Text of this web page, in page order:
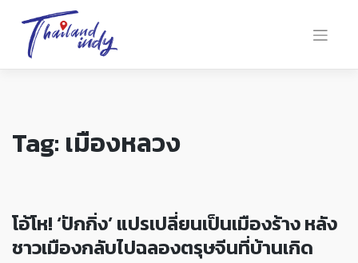
Tag: เมืองหลวง
โอ้โห! ‘ปักกิ่ง’ แปรเปลี่ยนเป็นเมืองร้าง หลัง
ชาวเมืองกลับไปฉลองตรุษจีนที่บ้านเกิด